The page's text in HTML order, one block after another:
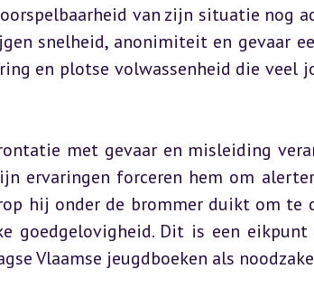
van zijn situatie nog
snelheid, anonimiteit en gevaar
en plotse volwassenheid die veel
met gevaar en misleiding
ervaringen forceren hem om
hij onder de brommer duikt om te
goedgelovigheid. Dit is een
Vlaamse jeugdboeken als